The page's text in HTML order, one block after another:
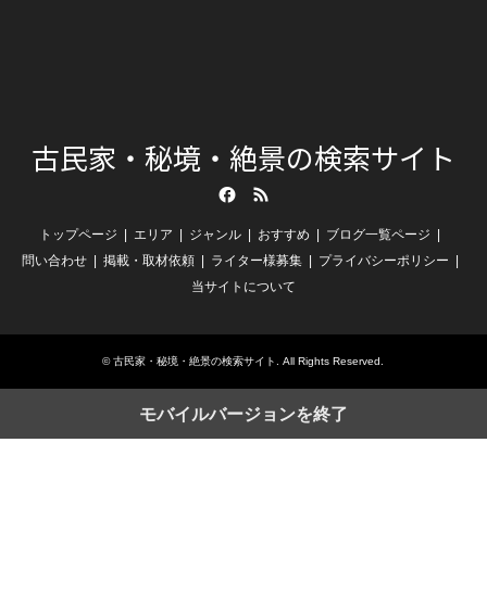
古民家・秘境・絶景の検索サイト
トップページ エリア ジャンル おすすめ
ブログ一覧ページ
問い合わせ
掲載・取材依頼 ライター様募集
プライバシーポリシー
当サイトについて
©古民家・秘境・絶景の検索サイト. All Rights Reserved.
モバイルバージョンを終了